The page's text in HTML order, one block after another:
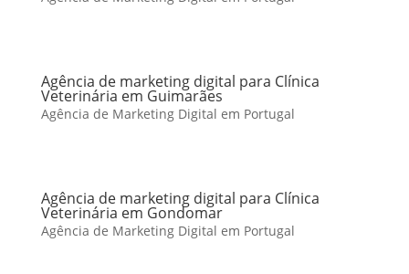
Agência de marketing digital para Clínica
Veterinária em Guimarães
Agência de Marketing Digital em Portugal
Agência de marketing digital para Clínica
Veterinária em Gondomar
Agência de Marketing Digital em Portugal